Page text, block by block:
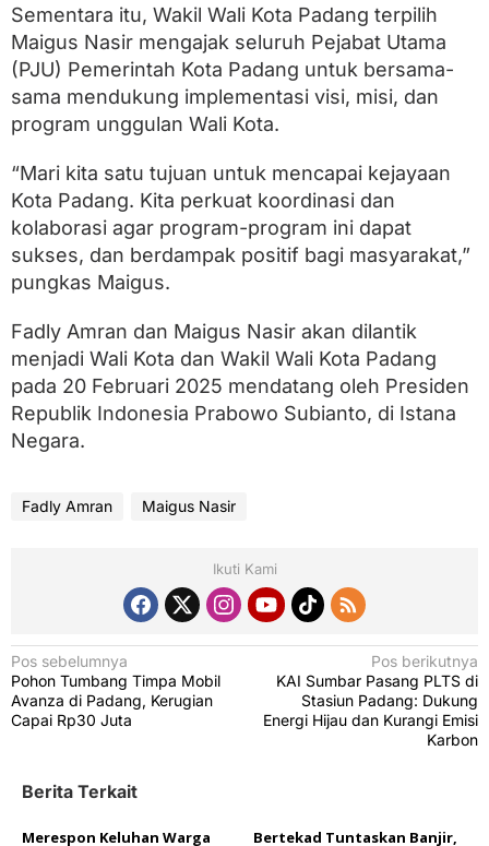
Sementara itu, Wakil Wali Kota Padang terpilih
Maigus Nasir mengajak seluruh Pejabat Utama
(PJU) Pemerintah Kota Padang untuk bersama-
sama mendukung implementasi visi, misi, dan
program unggulan Wali Kota.
“Mari kita satu tujuan untuk mencapai kejayaan
Kota Padang. Kita perkuat koordinasi dan
kolaborasi agar program-program ini dapat
sukses, dan berdampak positif bagi masyarakat,”
pungkas Maigus.
Fadly Amran dan Maigus Nasir akan dilantik
menjadi Wali Kota dan Wakil Wali Kota Padang
pada 20 Februari 2025 mendatang oleh Presiden
Republik Indonesia Prabowo Subianto, di Istana
Negara.
Fadly Amran Maigus Nasir
Ikuti Kami
N
a
v
g
Pos sebelumnya
Pohon Tumbang Timpa Mobil
Avanza di Padang, Kerugian
Capai Rp30 Juta
Pos berikutnya
KAI Sumbar Pasang PLTS di
Stasiun Padang: Dukung
Energi Hijau dan Kurangi Emisi
Karbon
Berita Terkait
Merespon Keluhan Warga Bertekad Tuntaskan Banjir,